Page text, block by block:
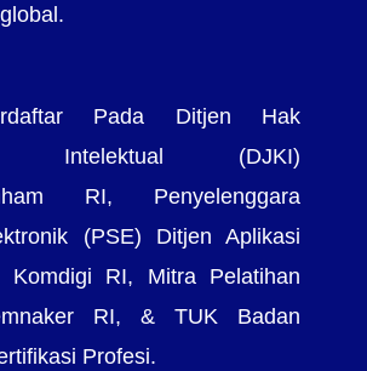
Pada Ditjen Hak
Intelektual (DJKI)
RI, Penyelenggara
(PSE) Ditjen Aplikasi
Komdigi RI, Mitra Pelatihan
RI, & TUK Badan
Profesi.